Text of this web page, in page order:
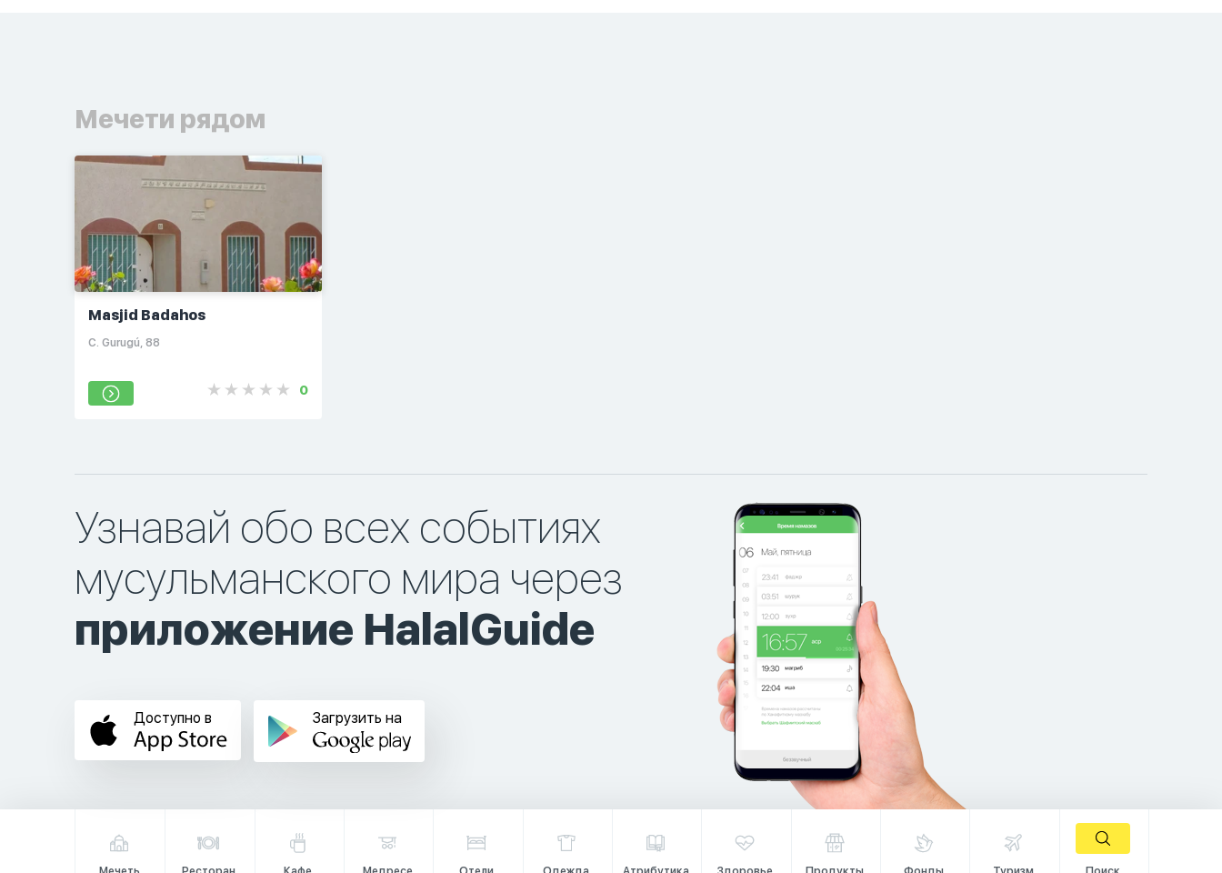
Мечети рядом
Masjid Badahos
C. Gurugú, 88
0
Узнавай обо всех событиях
мусульманского мира через
приложение HalalGuide
Доступно в Загрузить на